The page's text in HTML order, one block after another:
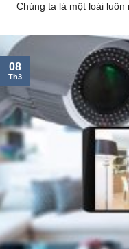
Chúng ta là một loài
08
Th3